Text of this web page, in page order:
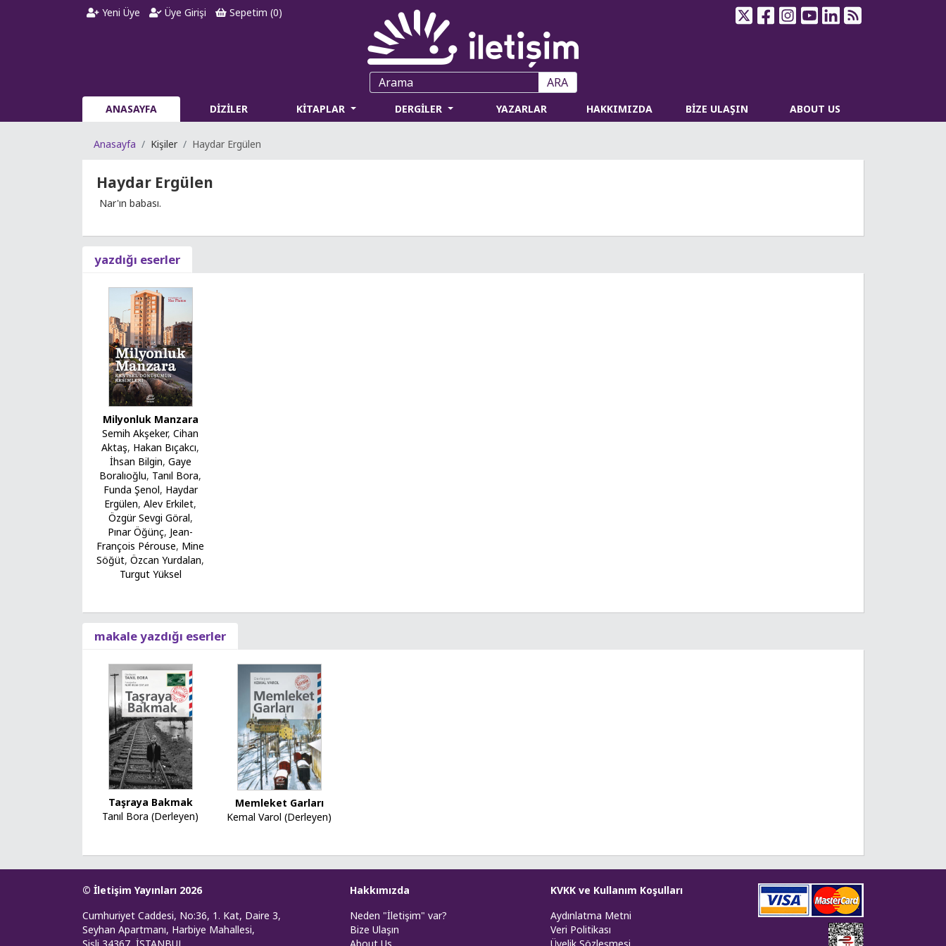
Yeni Üye Üye Girişi Sepetim (0)
ARA
ANASAYFA DİZİLER KİTAPLAR DERGİLER YAZARLAR HAKKIMIZDA BİZE ULAŞIN ABOUT US
Anasayfa Kişiler Haydar Ergülen
Haydar Ergülen
Nar'ın babası.
yazdığı eserler
Milyonluk Manzara
Semih Akşeker,Cihan
Aktaş, Hakan Bıçakcı,
İhsan Bilgin, Gaye
Boralıoğlu, Tanıl Bora,
Funda Şenol, Haydar
Ergülen,Alev Erkilet,
Özgür Sevgi Göral,
Pınar Öğünç, Jean-
François Pérouse, Mine
Söğüt,Özcan Yurdalan,
Turgut Yüksel
makale yazdığı eserler
Taşraya Bakmak
Tanıl Bora (Derleyen)
Memleket Garları
Kemal Varol (Derleyen)
© İletişim Yayınları 2026
Cumhuriyet Caddesi, No:36, 1. Kat, Daire 3,
Seyhan Apartmanı, Harbiye Mahallesi,
Hakkımızda
Neden "İletişim" var?
Bize Ulaşın
KVKK ve Kullanım Koşulları
Aydınlatma Metni
Veri Politikası